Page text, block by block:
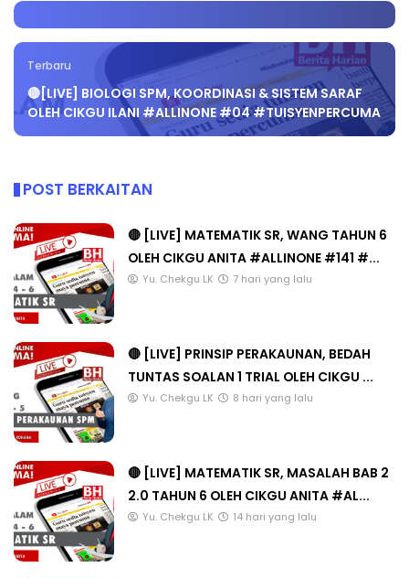
Terbaru
🔴[LIVE] BIOLOGI SPM, KOORDINASI & SISTEM SARAF
OLEH CIKGU ILANI #ALLINONE #04 #TUISYENPERCUMA
POST BERKAITAN
🔴 [LIVE] MATEMATIK SR, WANG TAHUN 6
OLEH CIKGU ANITA #ALLINONE #141 #...
Yu. Chekgu LK 7 hari yang lalu
🔴 [LIVE] PRINSIP PERAKAUNAN, BEDAH
TUNTAS SOALAN 1 TRIAL OLEH CIKGU ...
Yu. Chekgu LK 8 hari yang lalu
🔴 [LIVE] MATEMATIK SR, MASALAH BAB 2
2.0 TAHUN 6 OLEH CIKGU ANITA #AL...
Yu. Chekgu LK 14 hari yang lalu